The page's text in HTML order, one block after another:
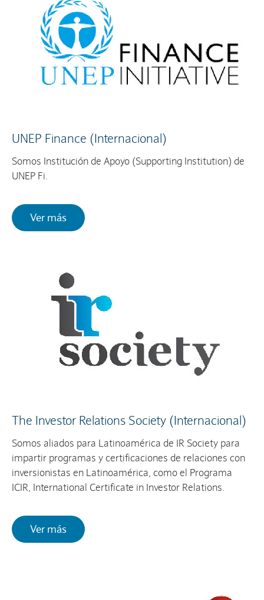
UNEP Finance (Internacional)
Somos Institución de Apoyo (Supporting Institution) de
UNEP Fi.
Ver más
The Investor Relations Society (Internacional)
Somos aliados para Latinoamérica de IR Society para
impartir programas y certificaciones de relaciones con
inversionistas en Latinoamérica, como el Programa
ICIR, International Certificate in Investor Relations.
Ver más